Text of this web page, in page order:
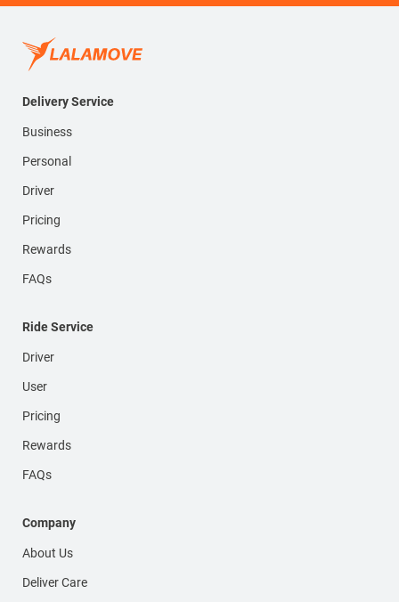
Delivery Service
Business
Personal
Driver
Pricing
Rewards
FAQs
Ride Service
Driver
User
Pricing
Rewards
FAQs
Company
About Us
Deliver Care